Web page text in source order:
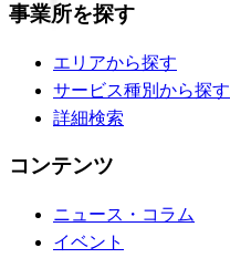
事業所を探す
エリアから探す
サービス種別から探す
詳細検索
コンテンツ
ニュース・コラム
イベント